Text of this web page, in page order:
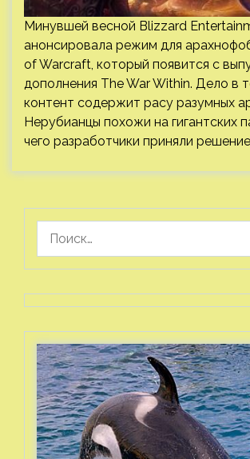
Минувшей весной Blizzard
анонсировала режим для
of Warcraft, который появится с
дополнения The War Within. Дело в
контент содержит расу разумных
Нерубианцы похожи на гигантских
чего разработчики приняли